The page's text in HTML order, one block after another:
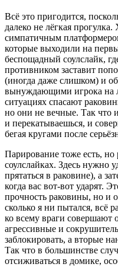
Всё это пригодится,
далеко не лёгкая
симпатичным
которые выходили на
беспощадный соулслайк,
противником заставит
(иногда даже слишком) и
вынуждающими игрока на
ситуациях спасают
но они не вечные. Так
и перекатываешься, и
бегая кругами после
Парирование тоже есть, но
соулслайках. Здесь нужно
прятаться в раковине), а
когда вас вот-вот ударят.
прочность раковины, но и
сколько я ни пытался, всё
ко всему враги совершают
агрессивные и
заблокировать, а вторые
Так что в большинстве
отсиживаться в домике,